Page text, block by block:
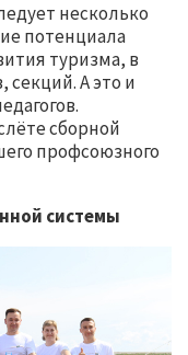
несколько
потенциала
туризма, в
секций. А это и
сборной
профсоюзного
системы